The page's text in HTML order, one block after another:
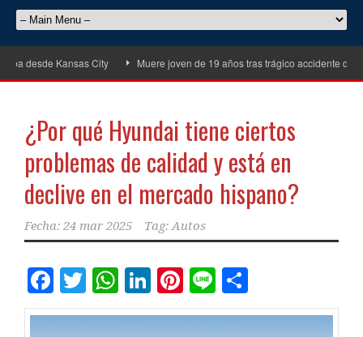
Kansas City Muere joven de 19 años tras trágico accidente de
¿Por qué Hyundai tiene ciertos
problemas de calidad y está en
declive en el mercado hispano?
Fecha: 24 mar 2025 Tag:Autos
Facebook
Twitter
WhatsApp
LinkedIn
Pinterest
Line